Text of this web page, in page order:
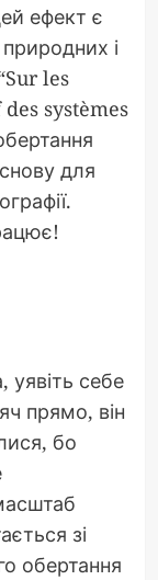
ефект є
і
les
systèmes
для
уявіть себе
прямо, він
бо
зі
обертання